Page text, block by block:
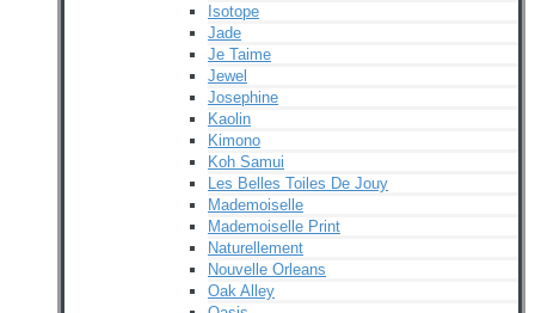
Isotope
Jade
Je Taime
Jewel
Josephine
Kaolin
Kimono
Koh Samui
Les Belles Toiles De Jouy
Mademoiselle
Mademoiselle Print
Naturellement
Nouvelle Orleans
Oak Alley